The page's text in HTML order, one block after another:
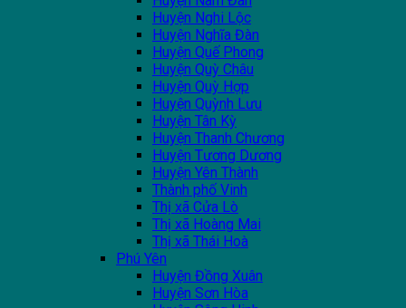
Huyện Nghi Lộc
Huyện Nghĩa Đàn
Huyện Quế Phong
Huyện Quỳ Châu
Huyện Quỳ Hợp
Huyện Quỳnh Lưu
Huyện Tân Kỳ
Huyện Thanh Chương
Huyện Tương Dương
Huyện Yên Thành
Thành phố Vinh
Thị xã Cửa Lò
Thị xã Hoàng Mai
Thị xã Thái Hoà
Phú Yên
Huyện Đồng Xuân
Huyện Sơn Hòa